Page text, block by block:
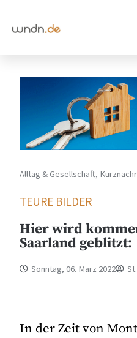
Alltag & Gesellschaft,
TEURE BILDER
Hier wird
Saarland geblitzt:
Sonntag, 06. März 2022
In der Zeit von